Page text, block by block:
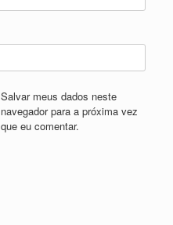
Salvar meus dados neste
navegador para a próxima vez
que eu comentar.